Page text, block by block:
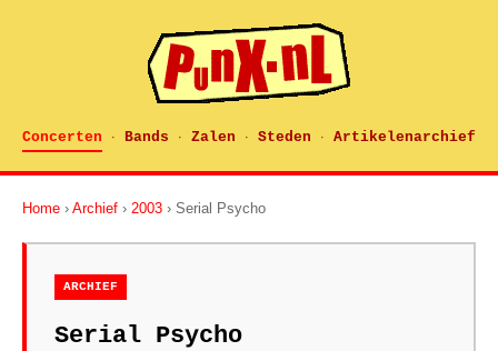
Concerten · Bands · Zalen · Steden · Artikelenarchief
Home › Archief › 2003 › Serial Psycho
ARCHIEF
Serial Psycho